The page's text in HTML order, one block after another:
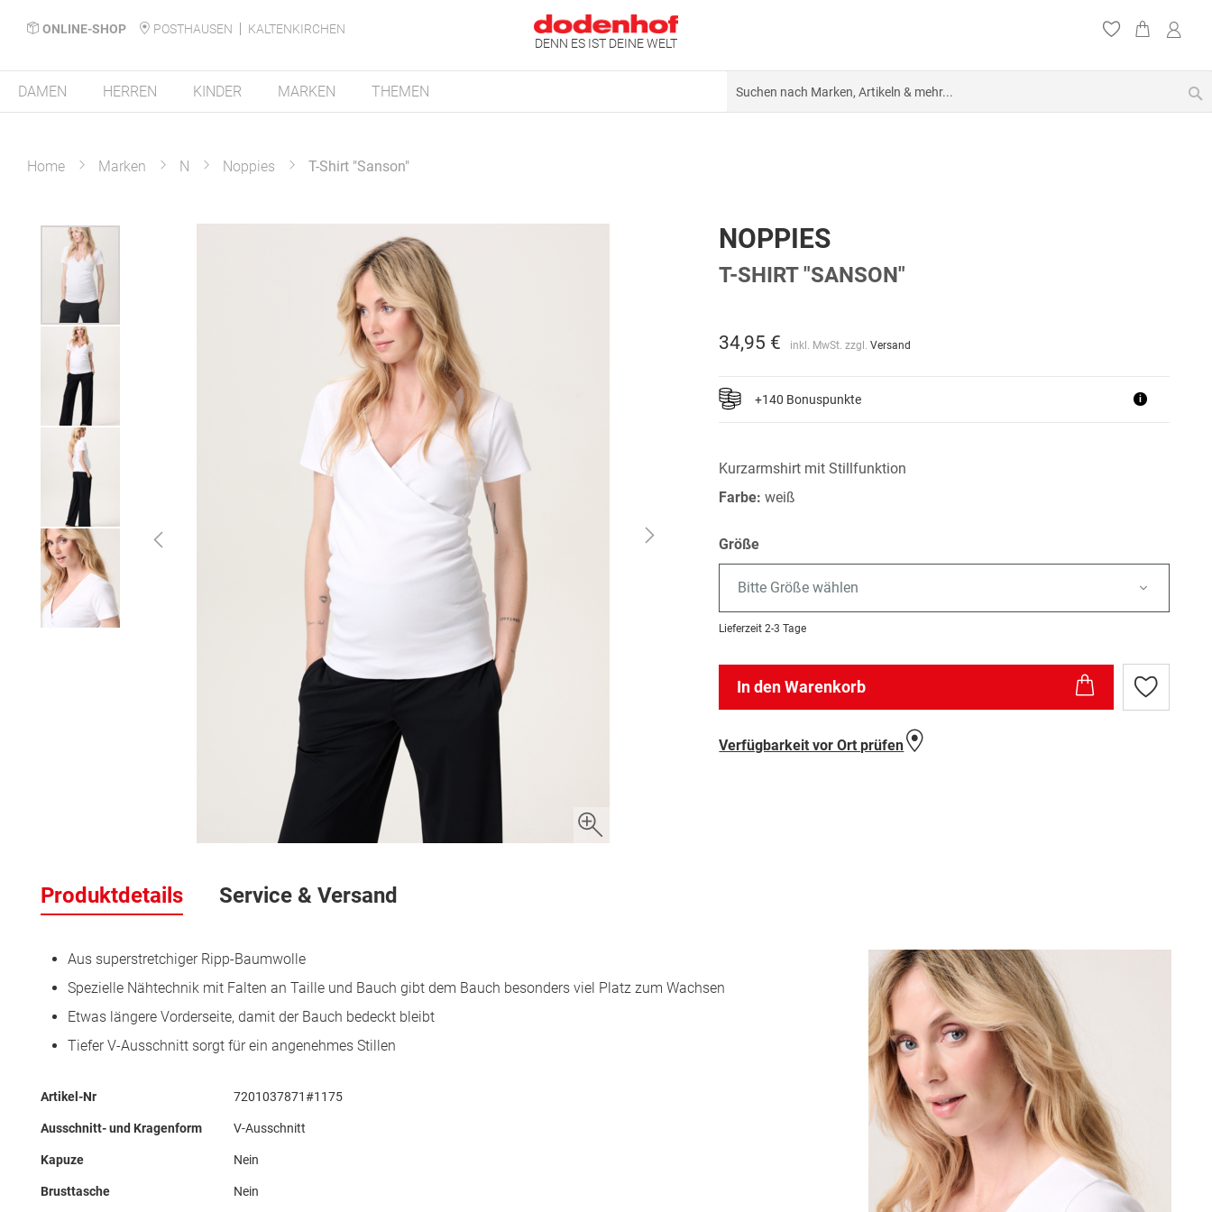
ONLINE-SHOP POSTHAUSEN
KALTENKIRCHEN
DENN ES IST DEINE WELT
DAMEN HERREN KINDER MARKEN THEMEN
Home Marken N Noppies T-Shirt "Sanson"
Zum
Bildergalerie
springen
der
Bildergalerie
NOPPIES
T-SHIRT "SANSON"
34,95 € inkl. MwSt. zzgl.Versand
+140 Bonuspunkte i
Kurzarmshirt mit Stillfunktion
Farbe:weiß
Größe
Bitte Größe wählen
Lieferzeit 2-3 Tage
In den Warenkorb
Zur
Wunschliste
Verfügbarkeit vor Ort prüfen
Produktdetails
Aus superstretchiger Ripp-Baumwolle
Spezielle Nähtechnik mit Falten an Taille und Bauch gibt dem Bauch besonders viel Platz zum Wachsen
Etwas längere Vorderseite, damit der Bauch bedeckt bleibt
Tiefer V-Ausschnitt sorgt für ein angenehmes Stillen
Mehr
Artikel-Nr 7201037871#1175
Ausschnitt- und Kragenform V-Ausschnitt
Kapuze Nein
Brusttasche Nein
Service & Versand